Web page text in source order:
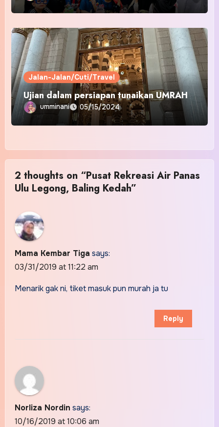
Jalan-Jalan/Cuti/Travel
Ujian dalam persiapan tunaikan UMRAH
umminani 05/15/2024
2 thoughts on “Pusat Rekreasi Air Panas
Ulu Legong, Baling Kedah”
Mama Kembar Tiga says:
03/31/2019 at 11:22 am
Menarik gak ni, tiket masuk pun murah ja tu
Reply
Norliza Nordin says:
10/16/2019 at 10:06 am